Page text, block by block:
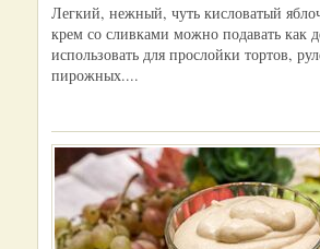
Легкий, нежный, чуть кисловатый
крем со сливками можно подавать как
использовать для прослойки тортов,
пирожных....